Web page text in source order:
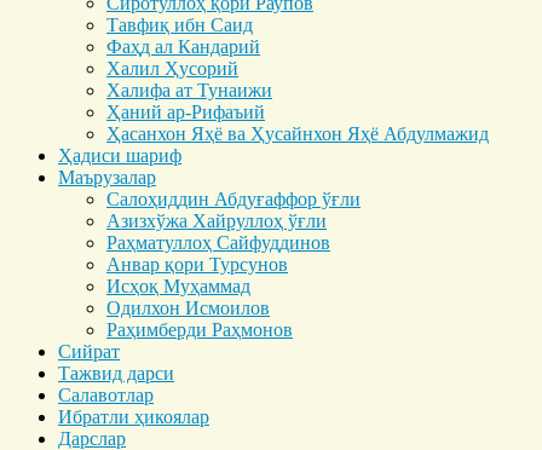
Тавфиқ ибн Саид
Фаҳд ал Кандарий
Халил Ҳусорий
Халифа ат Тунаижи
Ҳаний ар-Рифаъий
Ҳасанхон Яҳё ва Ҳусайнхон Яҳё Абдулмажид
Ҳадиси шариф
Маърузалар
Салоҳиддин Абдуғаффор ўғли
Азизхўжа Хайруллоҳ ўғли
Раҳматуллоҳ Сайфуддинов
Анвар қори Турсунов
Исҳоқ Муҳаммад
Одилхон Исмоилов
Раҳимберди Раҳмонов
Сийрат
Тажвид дарси
Салавотлар
Ибратли ҳикоялар
Дарслар